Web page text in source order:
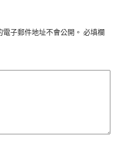
子郵件地址不會公開。 必填欄